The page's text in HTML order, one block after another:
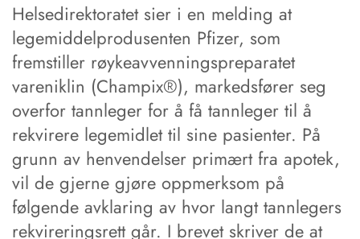
Helsedirektoratet sier i en melding at
legemiddelprodusenten Pfizer, som
fremstiller røykeavvenningspreparatet
vareniklin (Champix®), markedsfører seg
overfor tannleger for å få tannleger til å
rekvirere legemidlet til sine pasienter. På
grunn av henvendelser primært fra apotek,
vil de gjerne gjøre oppmerksom på
følgende avklaring av hvor langt tannlegers
rekvireringsrett går. I brevet skriver de at